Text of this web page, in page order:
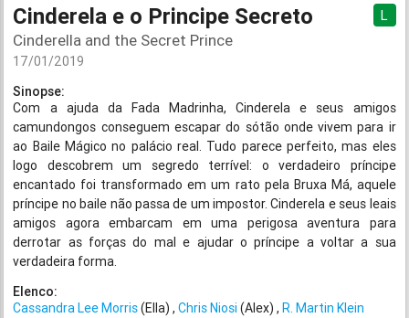
Cinderela e o Principe Secreto L
Cinderella and the Secret Prince
17/01/2019
Sinopse:
Com a ajuda da Fada Madrinha, Cinderela e seus amigos
camundongos conseguem escapar do sótão onde vivem para ir
ao Baile Mágico no palácio real. Tudo parece perfeito, mas eles
logo descobrem um segredo terrível: o verdadeiro príncipe
encantado foi transformado em um rato pela Bruxa Má, aquele
príncipe no baile não passa de um impostor. Cinderela e seus leais
amigos agora embarcam em uma perigosa aventura para
derrotar as forças do mal e ajudar o príncipe a voltar a sua
verdadeira forma.
Elenco:
Cassandra Lee Morris(Ella) Chris Niosi (Alex) R. Martin Klein